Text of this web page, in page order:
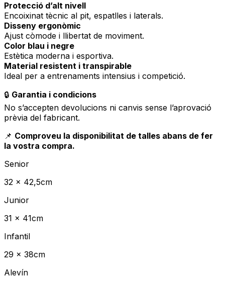
Protecció d’alt nivell
Encoixinat tècnic al pit, espatlles i laterals.
Disseny ergonòmic
Ajust còmode i llibertat de moviment.
Color blau i negre
Estètica moderna i esportiva.
Material resistent i transpirable
Ideal per a entrenaments intensius i competició.
🔒 Garantia i condicions
No s’accepten devolucions ni canvis sense l’aprovació
prèvia del fabricant.
📌 Comproveu la disponibilitat de talles abans de fer
la vostra compra.
Senior
32 x 42,5cm
Junior
31 x 41cm
Infantil
29 x 38cm
Alevín